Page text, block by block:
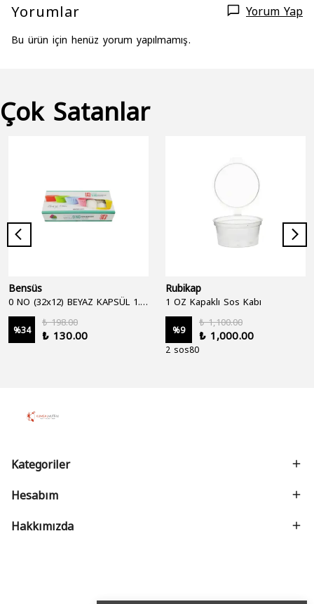
Yorumlar Yorum Yap
Bu ürün için henüz yorum yapılmamış.
Çok Satanlar
Bensüs
%34
₺ 198.00
₺ 130.00
Rubikap
1 OZ Kapaklı Sos Kabı
%9
₺ 1,100.00
₺ 1,000.00
2 sos80
Kategoriler
Hesabım
Hakkımızda